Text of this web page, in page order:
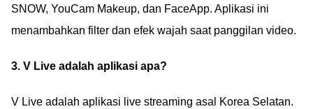
SNOW, YouCam Makeup, dan FaceApp. Aplikasi ini
menambahkan filter dan efek wajah saat panggilan video.
3. V Live adalah aplikasi apa?
V Live adalah aplikasi live streaming asal Korea Selatan.